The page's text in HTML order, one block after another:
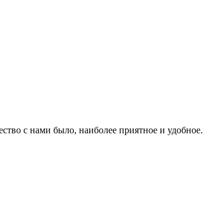
с нами было, наиболее приятное и удобное.